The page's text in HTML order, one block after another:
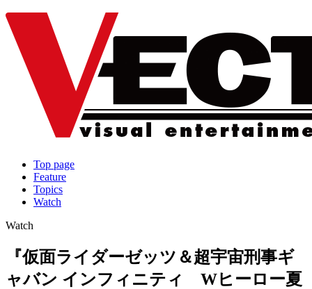
Top page
Feature
Topics
Watch
Watch
『仮面ライダーゼッツ＆超宇宙刑事ギ
ャバン インフィニティ Wヒーロー夏